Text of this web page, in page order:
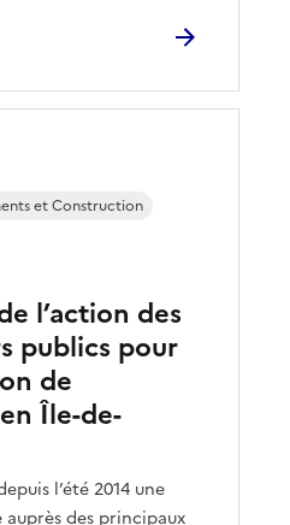
l’action des
publics pour
de
Île-de-
l’été 2014 une
des principaux
et Construction